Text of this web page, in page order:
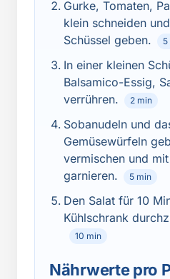
Gurke, Tomaten,
klein schneiden
Schüssel geben.
5
In einer kleinen
Balsamico-Essig,
verrühren.
2 min
Sobanudeln und
Gemüsewürfeln
vermischen und
garnieren.
5 min
Den Salat für 10
Kühlschrank
10 min
Nährwerte pro